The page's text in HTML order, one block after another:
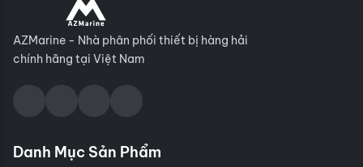
AZMarine - Nhà phân phối thiết bị hàng hải
chính hãng tại Việt Nam
Danh Mục Sản Phẩm